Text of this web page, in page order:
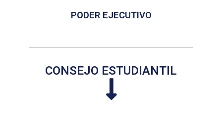
PODER EJECUTIVO
CONSEJO ESTUDIANTIL